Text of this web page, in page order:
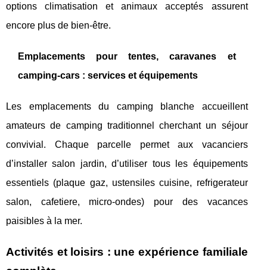
options climatisation et animaux acceptés assurent
encore plus de bien-être.
Emplacements pour tentes, caravanes et
camping-cars : services et équipements
Les emplacements du camping blanche accueillent
amateurs de camping traditionnel cherchant un séjour
convivial. Chaque parcelle permet aux vacanciers
d’installer salon jardin, d’utiliser tous les équipements
essentiels (plaque gaz, ustensiles cuisine, refrigerateur
salon, cafetiere, micro-ondes) pour des vacances
paisibles à la mer.
Activités et loisirs : une expérience familiale